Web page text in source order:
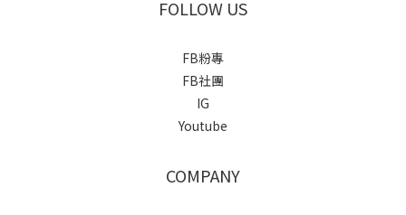
FOLLOW US
FB粉專
FB社團
IG
Youtube
COMPANY